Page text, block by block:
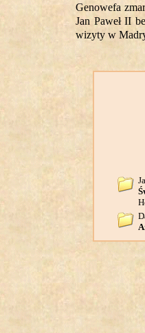
Genowefa
Jan Paweł II
wizyty w